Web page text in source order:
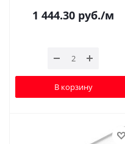
1 444.30 руб./м
В корзину